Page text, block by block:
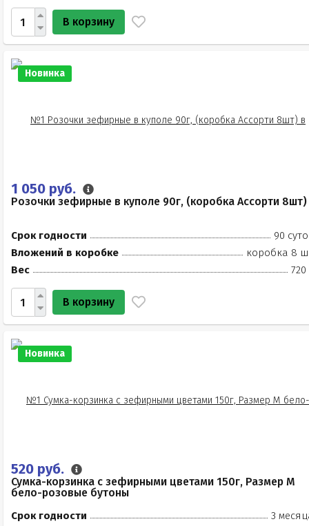
В корзину
Новинка
1 050 руб.
Розочки зефирные в куполе 90г, (коробка Ассорти 8шт)
Срок годности
90
Вложений в коробке
коробка 8
Вес
720
В корзину
Новинка
520 руб.
Сумка-корзинка с зефирными цветами 150г, Размер М
бело-розовые бутоны
Срок годности
3